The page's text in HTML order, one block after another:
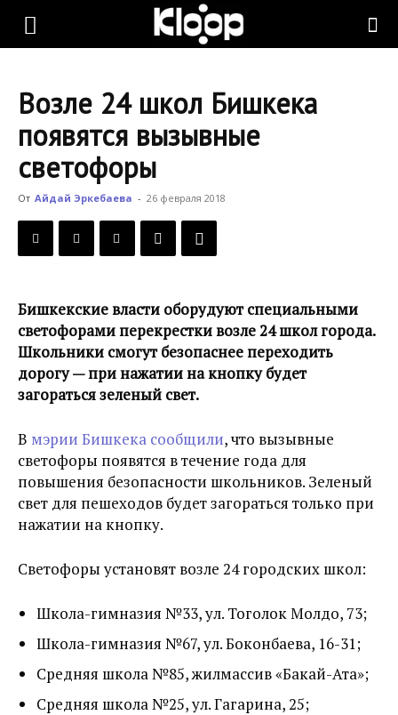
KLOOP.KG
Новости
Кыргызстана
Возле 24 школ Бишкека
появятся вызывные
светофоры
От Айдай Эркебаева - 26 февраля 2018
Бишкекские власти оборудуют специальными
светофорами перекрестки возле 24 школ города.
Школьники смогут безопаснее переходить
дорогу — при нажатии на кнопку будет
загораться зеленый свет.
В мэрии Бишкека сообщили, что вызывные
светофоры появятся в течение года для
повышения безопасности школьников. Зеленый
свет для пешеходов будет загораться только при
нажатии на кнопку.
Светофоры установят возле 24 городских школ:
Школа-гимназия №33, ул. Тоголок Молдо, 73;
Школа-гимназия №67, ул. Боконбаева, 16-31;
Средняя школа №85, жилмассив «Бакай-Ата»;
Средняя школа №25, ул. Гагарина, 25;